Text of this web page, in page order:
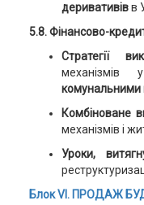
деривативівв
5.8. Фінансово-
Стратегії
комунальними
Комбіноване
механізмів і
Уроки,
Блок VІ. ПРОДАЖ